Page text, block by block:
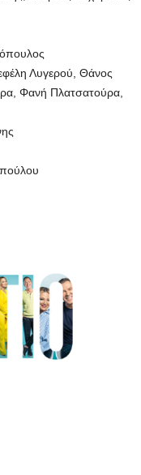
Λυγερού, Θάνος
Φανή Πλατσατούρα,